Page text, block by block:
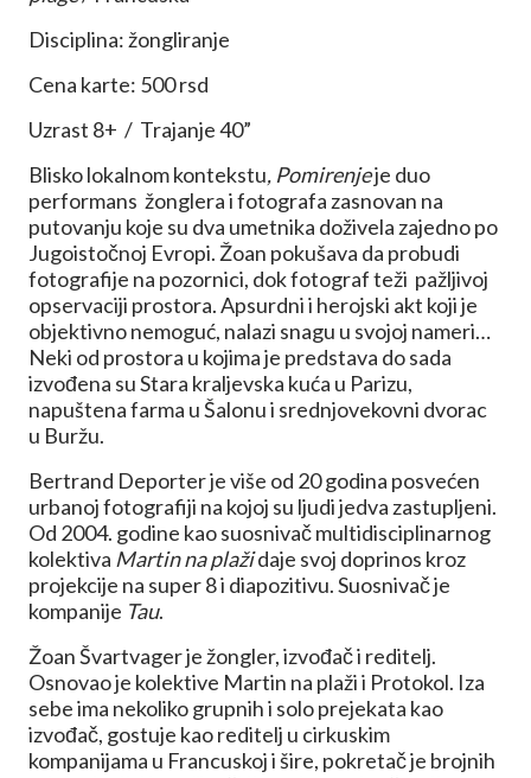
Disciplina: žongliranje
Cena karte: 500 rsd
Uzrast 8+ / Trajanje 40”
Blisko lokalnom kontekstu, Pomirenjeje duo
performans žonglera i fotografa zasnovan na
putovanju koje su dva umetnika doživela zajedno po
Jugoistočnoj Evropi. Žoan pokušava da probudi
fotografije na pozornici, dok fotograf teži pažljivoj
opservaciji prostora. Apsurdni i herojski akt koji je
objektivno nemoguć, nalazi snagu u svojoj nameri…
Neki od prostora u kojima je predstava do sada
izvođena su Stara kraljevska kuća u Parizu,
napuštena farma u Šalonu i srednjovekovni dvorac
u Buržu.
Bertrand Deporter je više od 20 godina posvećen
urbanoj fotografiji na kojoj su ljudi jedva zastupljeni.
Od 2004. godine kao suosnivač multidisciplinarnog
kolektiva Martin na plažidaje svoj doprinos kroz
projekcije na super 8 i diapozitivu. Suosnivač je
kompanije Tau.
Žoan Švartvager je žongler, izvođač i reditelj.
Osnovao je kolektive Martin na plaži i Protokol. Iza
sebe ima nekoliko grupnih i solo prejekata kao
izvođač, gostuje kao reditelj u cirkuskim
kompanijama u Francuskoj i šire, pokretač je brojnih